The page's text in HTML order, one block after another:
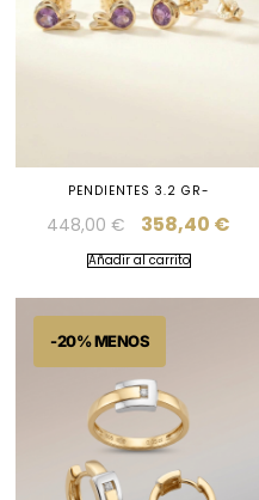
PENDIENTES 3.2 GR-
448,00€ 358,40 €
Añadir al carrito